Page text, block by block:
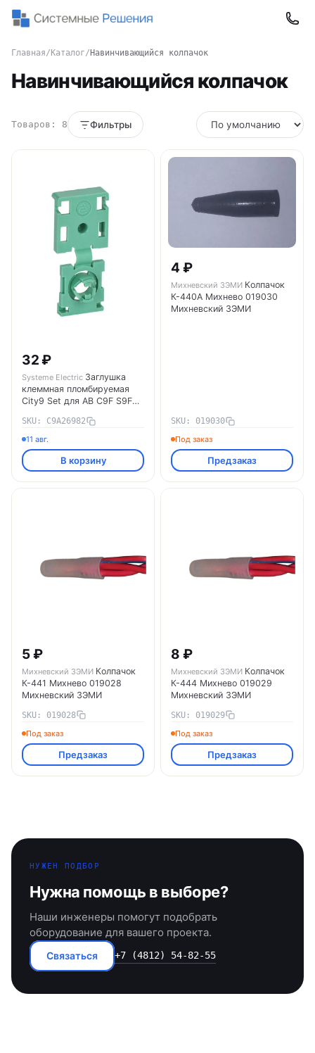
Главная/ Каталог/ Навинчивающийся колпачок
Навинчивающийся колпачок
Товаров: 8 Фильтры
32 ₽
Systeme Electric Заглушка
клеммная пломбируемая
City9 Set для АВ C9F S9F
Electric
SKU: C9A26982
11 авг.
В корзину
4 ₽
Михневский ЗЭМИ Колпачок
К-440А Михнево 019030
Михневский ЗЭМИ
SKU: 019030
Под заказ
Предзаказ
5 ₽
Михневский ЗЭМИ Колпачок
К-441 Михнево 019028
Михневский ЗЭМИ
SKU: 019028
Под заказ
Предзаказ
8 ₽
Михневский ЗЭМИ Колпачок
К-444 Михнево 019029
Михневский ЗЭМИ
SKU: 019029
Под заказ
Предзаказ
НУЖЕН ПОДБОР
Нужна помощь в выборе?
Наши инженеры помогут подобрать
оборудование для вашего проекта.
Связаться +7 (4812) 54-82-55